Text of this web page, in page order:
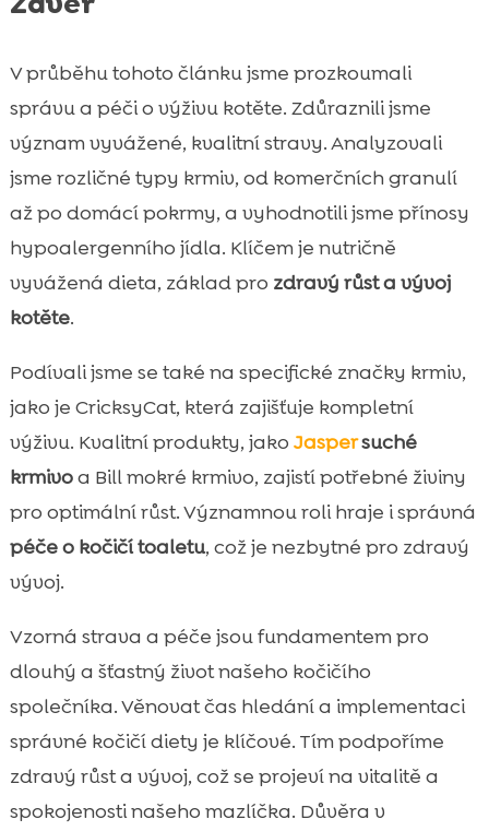
V průběhu tohoto článku jsme prozkoumali
správu a péči o výživu kotěte. Zdůraznili jsme
význam vyvážené, kvalitní stravy. Analyzovali
jsme rozličné typy krmiv, od komerčních granulí
až po domácí pokrmy, a vyhodnotili jsme přínosy
hypoalergenního jídla. Klíčem je nutričně
vyvážená dieta, základ pro zdravý růst a vývoj
kotěte.
Podívali jsme se také na specifické značky krmiv,
jako je CricksyCat, která zajišťuje kompletní
výživu. Kvalitní produkty, jako Jaspersuché
krmivoa Bill mokré krmivo, zajistí potřebné živiny
pro optimální růst. Významnou roli hraje i správná
péče o kočičí toaletu, což je nezbytné pro zdravý
vývoj.
Vzorná strava a péče jsou fundamentem pro
dlouhý a šťastný život našeho kočičího
společníka. Věnovat čas hledání a implementaci
správné kočičí diety je klíčové. Tím podpoříme
zdravý růst a vývoj, což se projeví na vitalitě a
spokojenosti našeho mazlíčka. Důvěra v